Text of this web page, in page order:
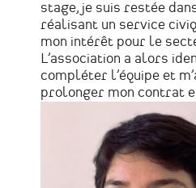
stage, je suis restée
réalisant un service
mon intérêt pour le
L’association a alors
compléter l’équipe et
prolonger mon contrat